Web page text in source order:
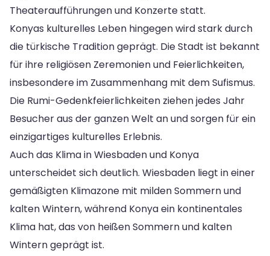
Theateraufführungen und Konzerte statt.
Konyas kulturelles Leben hingegen wird stark durch
die türkische Tradition geprägt. Die Stadt ist bekannt
für ihre religiösen Zeremonien und Feierlichkeiten,
insbesondere im Zusammenhang mit dem Sufismus.
Die Rumi-Gedenkfeierlichkeiten ziehen jedes Jahr
Besucher aus der ganzen Welt an und sorgen für ein
einzigartiges kulturelles Erlebnis.
Auch das Klima in Wiesbaden und Konya
unterscheidet sich deutlich. Wiesbaden liegt in einer
gemäßigten Klimazone mit milden Sommern und
kalten Wintern, während Konya ein kontinentales
Klima hat, das von heißen Sommern und kalten
Wintern geprägt ist.